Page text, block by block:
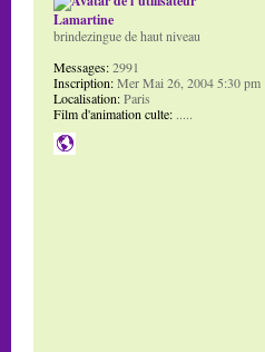
Lamartine
brindezingue de haut niveau
Messages:2991
Inscription:Mer Mai 26, 2004 5:30 pm
Localisation:Paris
Film d'animation culte: .....